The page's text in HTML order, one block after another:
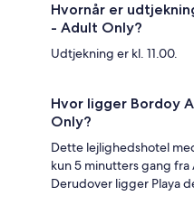
Hvornår er
- Adult Only?
Udtjekning er kl. 11.00.
Hvor ligger Bordoy
Only?
Dette lejlighedshotel
kun 5 minutters gang fra
Derudover ligger Playa